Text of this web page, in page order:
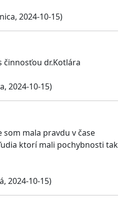
2024-10-15)
činnosťou dr.Kotlára
2024-10-15)
som mala pravdu v čase
ktorí mali pochybnosti tak
2024-10-15)